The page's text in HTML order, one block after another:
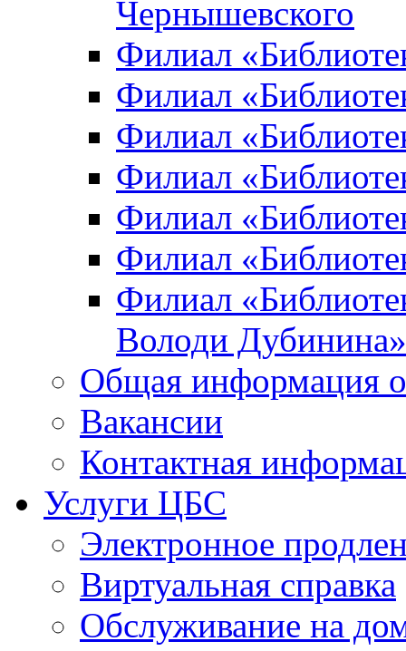
Чернышевского
Филиал
Филиал
Филиал
Филиал
Филиал
Филиал
Филиал
Володи Дубинина»
Общая информация
Вакансии
Контактная
Услуги ЦБС
Электронное
Виртуальная справка
Обслуживание на